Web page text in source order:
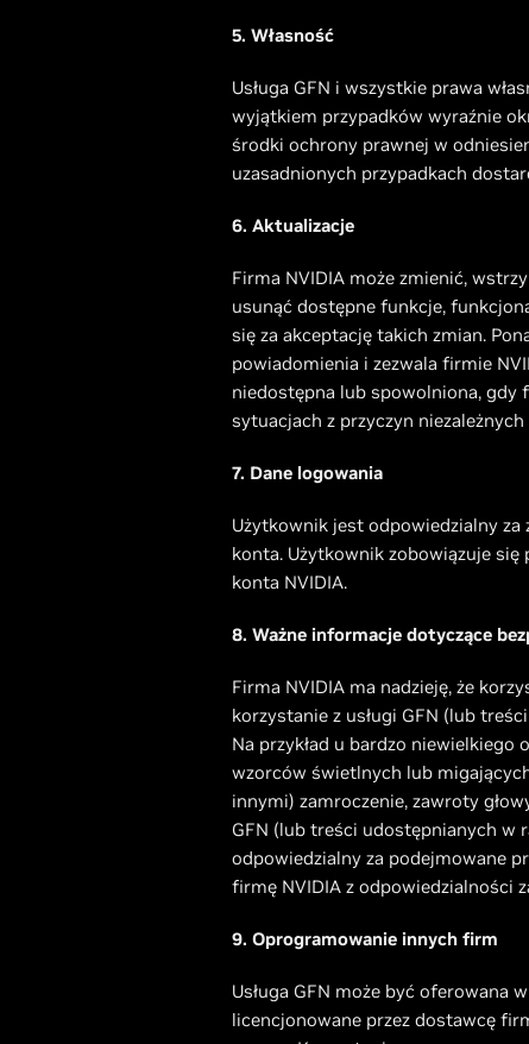
5. Własność
Usługa GFN i wszystkie prawa
wyjątkiem przypadków wyraźnie
środki ochrony prawnej w
uzasadnionych przypadkach
6. Aktualizacje
Firma NVIDIA może zmienić,
usunąć dostępne funkcje,
się za akceptację takich zmian.
powiadomienia i zezwala firmie
niedostępna lub spowolniona, gdy
sytuacjach z przyczyn
7. Dane logowania
Użytkownik jest odpowiedzialny za
konta. Użytkownik zobowiązuje
konta NVIDIA.
8. Ważne informacje dotyczące
Firma NVIDIA ma nadzieję, że
korzystanie z usługi GFN (lub
Na przykład u bardzo
wzorców świetlnych lub
innymi) zamroczenie, zawroty
GFN (lub treści udostępnianych w
odpowiedzialny za podejmowane
firmę NVIDIA z odpowiedzialności
9. Oprogramowanie innych firm
Usługa GFN może być oferowana
licencjonowane przez dostawcę